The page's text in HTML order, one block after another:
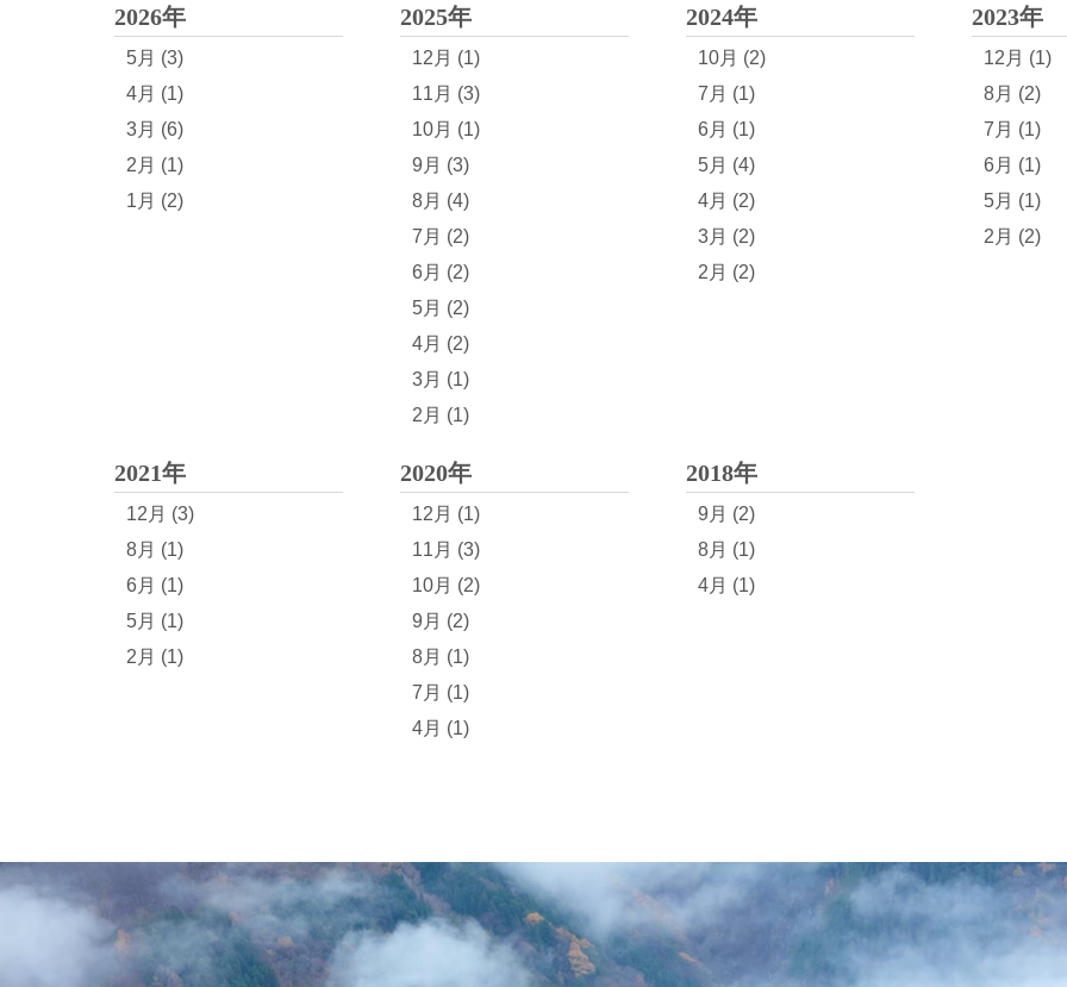
2026年
5月 (3)
4月 (1)
3月 (6)
2月 (1)
1月 (2)
2025年
12月 (1)
11月 (3)
10月 (1)
9月 (3)
8月 (4)
7月 (2)
6月 (2)
5月 (2)
4月 (2)
3月 (1)
2月 (1)
2024年
10月 (2)
7月 (1)
6月 (1)
5月 (4)
4月 (2)
3月 (2)
2月 (2)
2023年
12月 (1)
8月 (2)
7月 (1)
6月 (1)
5月 (1)
2月 (2)
2021年
12月 (3)
8月 (1)
6月 (1)
5月 (1)
2月 (1)
2020年
12月 (1)
11月 (3)
10月 (2)
9月 (2)
8月 (1)
7月 (1)
4月 (1)
2018年
9月 (2)
8月 (1)
4月 (1)